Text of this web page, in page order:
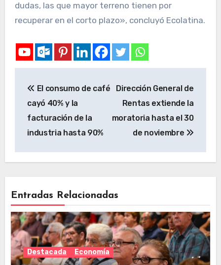
dudas, las que mayor terreno tienen por
recuperar en el corto plazo», concluyó Ecolatina.
El consumo de café
cayó 40% y la
facturación de la
industria hasta 90%
Dirección General de
Rentas extiende la
moratoria hasta el 30
de noviembre
Entradas Relacionadas
Destacada Economía